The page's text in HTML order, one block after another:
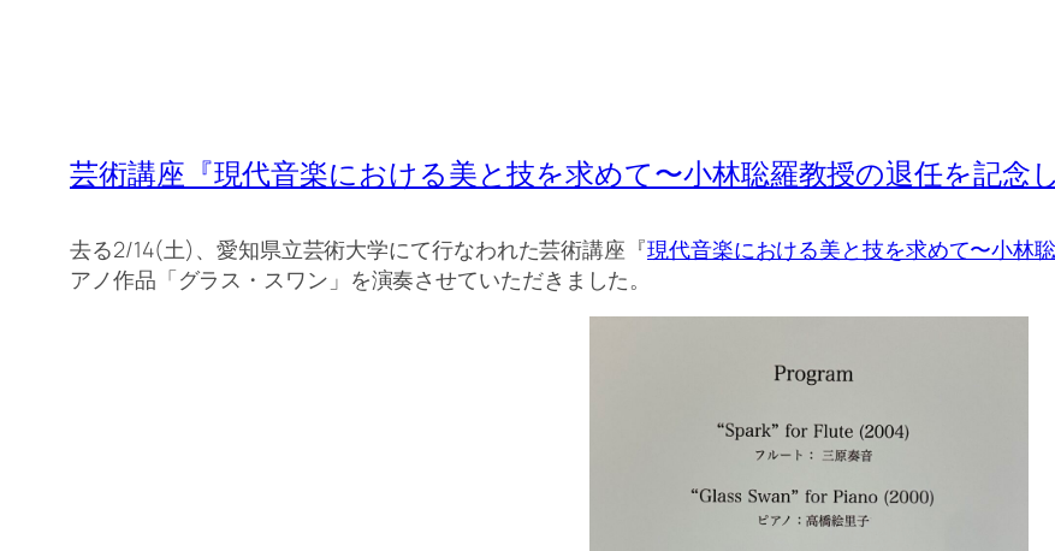
芸術講座『現代音楽における美と技を求めて〜小林聡羅教授の退任を記念
去る2/14(土)、愛知県立芸術大学にて行なわれた芸術講座『現代音楽における美と技を求めて〜小林
アノ作品「グラス・スワン」を演奏させていただきました。